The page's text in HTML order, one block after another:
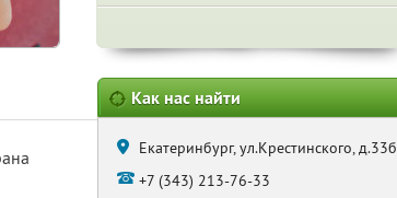
Как нас найти
Екатеринбург, ул.Крестинского, д.33б
+7 (343) 213-76-33